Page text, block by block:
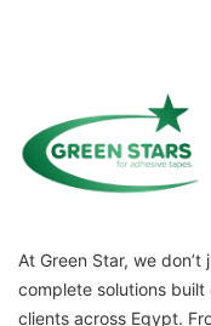
At Green Star, we
complete solutions
clients across Egypt.